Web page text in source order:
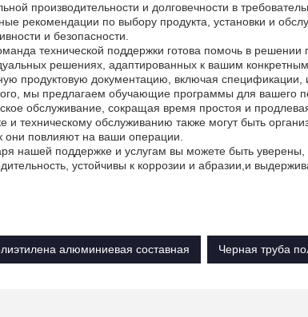
производительности и долговечности в
рекомендации по выбору продукта, установки и
и безопасности.
технической поддержки готова помочь в
решениях, адаптированных к вашим
продуктовую документацию, включая
мы предлагаем обучающие программы для вашего
обслуживание, сокращая время простоя и
и техническому обслуживанию также могут быть
они повлияют на ваши операции.
нашей поддержке и услугам вы можете быть
устойчивы к коррозии и абразии,и
алюминиевая составная
Черная труба